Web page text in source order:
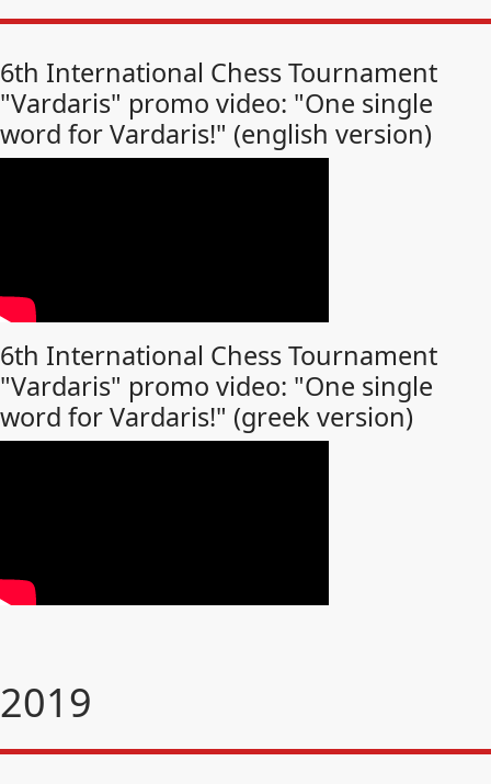
6th International Chess Tournament
"Vardaris" promo video: "One single
word for Vardaris!" (english version)
6th International Chess Tournament
"Vardaris" promo video: "One single
word for Vardaris!" (greek version)
2019